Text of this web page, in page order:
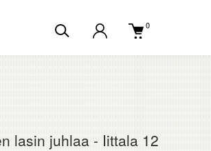
0
lasin juhlaa - Iittala 12